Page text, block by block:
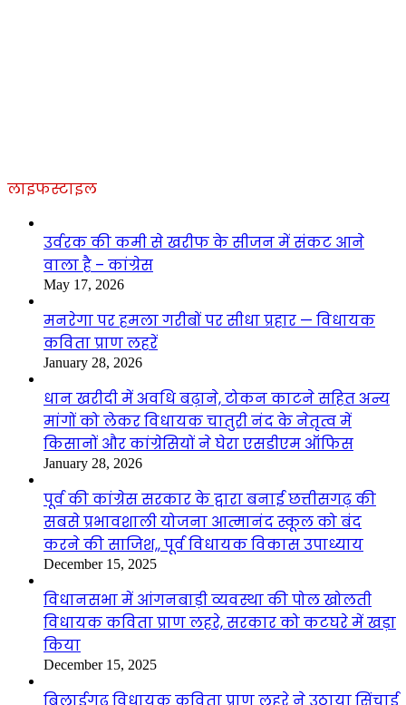
लाइफस्टाइल
उर्वरक की कमी से खरीफ के सीजन में संकट आने
वाला है – कांग्रेस
May 17, 2026
मनरेगा पर हमला गरीबों पर सीधा प्रहार — विधायक
कविता प्राण लहरें
January 28, 2026
धान खरीदी में अवधि बढ़ाने, टोकन काटने सहित अन्य
मांगों को लेकर विधायक चातुरी नंद के नेतृत्व में
किसानों और कांग्रेसियों ने घेरा एसडीएम ऑफिस
January 28, 2026
पूर्व की कांग्रेस सरकार के द्वारा बनाई छत्तीसगढ़ की
सबसे प्रभावशाली योजना आत्मानंद स्कूल को बंद
करने की साजिश,, पूर्व विधायक विकास उपाध्याय
December 15, 2025
विधानसभा में आंगनबाड़ी व्यवस्था की पोल खोलती
विधायक कविता प्राण लहरे, सरकार को कटघरे में खड़ा
किया
December 15, 2025
बिलाईगढ़ विधायक कविता प्राण लहरे ने उठाया सिंचाई